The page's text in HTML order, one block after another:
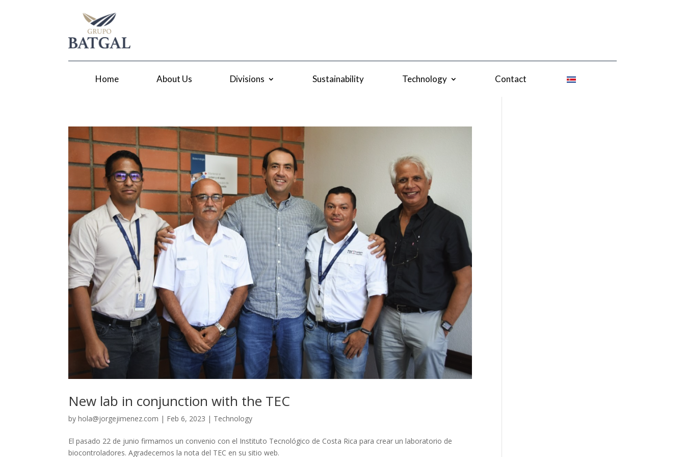
Home About Us Divisions Sustainability Technology Contact
New lab in conjunction with the TEC
byhola@jorgejimenez.com | Feb 6, 2023 | Technology
El pasado 22 de junio firmamos un convenio con el Instituto Tecnológico de Costa Rica para crear un laboratorio de
biocontroladores. Agradecemos la nota del TEC en su sitio web.